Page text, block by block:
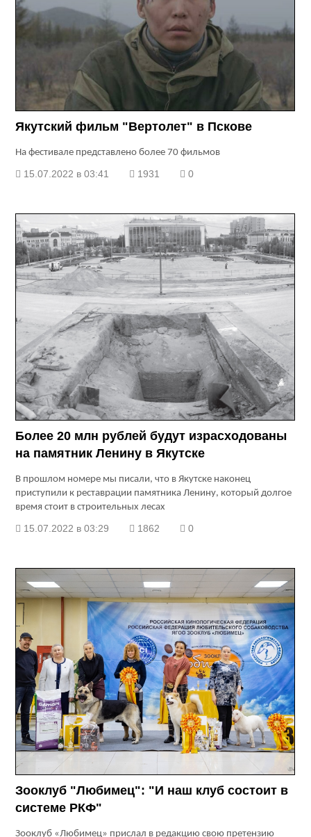
Якутский фильм "Вертолет" в Пскове
На фестивале представлено более 70 фильмов
15.07.2022 в 03:41 1931 0
Более 20 млн рублей будут израсходованы
на памятник Ленину в Якутске
В прошлом номере мы писали, что в Якутске наконец
приступили к реставрации памятника Ленину, который долгое
время стоит в строительных лесах
15.07.2022 в 03:29 1862 0
Зооклуб "Любимец": "И наш клуб состоит в
системе РКФ"
Зооклуб «Любимец» прислал в редакцию свою претензию